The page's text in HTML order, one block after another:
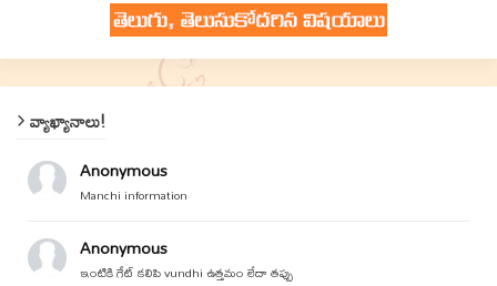
వ్యాఖ్యానాలు!
Anonymous
Manchi information
Anonymous
ఇంటికి గేట్ కలిపి vundhi ఉత్తమం లేదా తప్పు